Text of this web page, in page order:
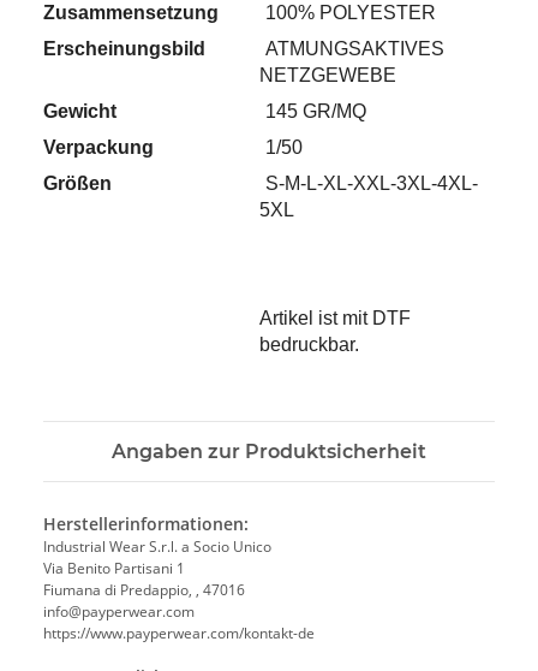
Zusammensetzung
100% POLYESTER
Erscheinungsbild
ATMUNGSAKTIVES
NETZGEWEBE
Gewicht
145 GR/MQ
Verpackung
1/50
Größen
S-M-L-XL-XXL-3XL-4XL-
5XL
Artikel ist mit DTF
bedruckbar.
Angaben zur Produktsicherheit
Herstellerinformationen:
Industrial Wear S.r.l. a Socio Unico
Via Benito Partisani 1
Fiumana di Predappio, , 47016
info@payperwear.com
https://www.payperwear.com/kontakt-de